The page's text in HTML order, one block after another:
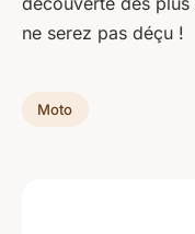
ne serez pas déçu !
Moto